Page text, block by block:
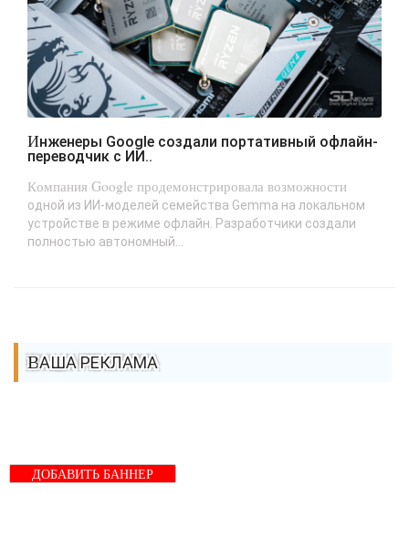
Инженеры Google создали портативный офлайн-
переводчик с ИИ..
Компания Google продемонстрировала возможности
одной из ИИ-моделей семейства Gemma на локальном
устройстве в режиме офлайн. Разработчики создали
полностью автономный...
ВАША РЕКЛАМА
ДОБАВИТЬ БАННЕР